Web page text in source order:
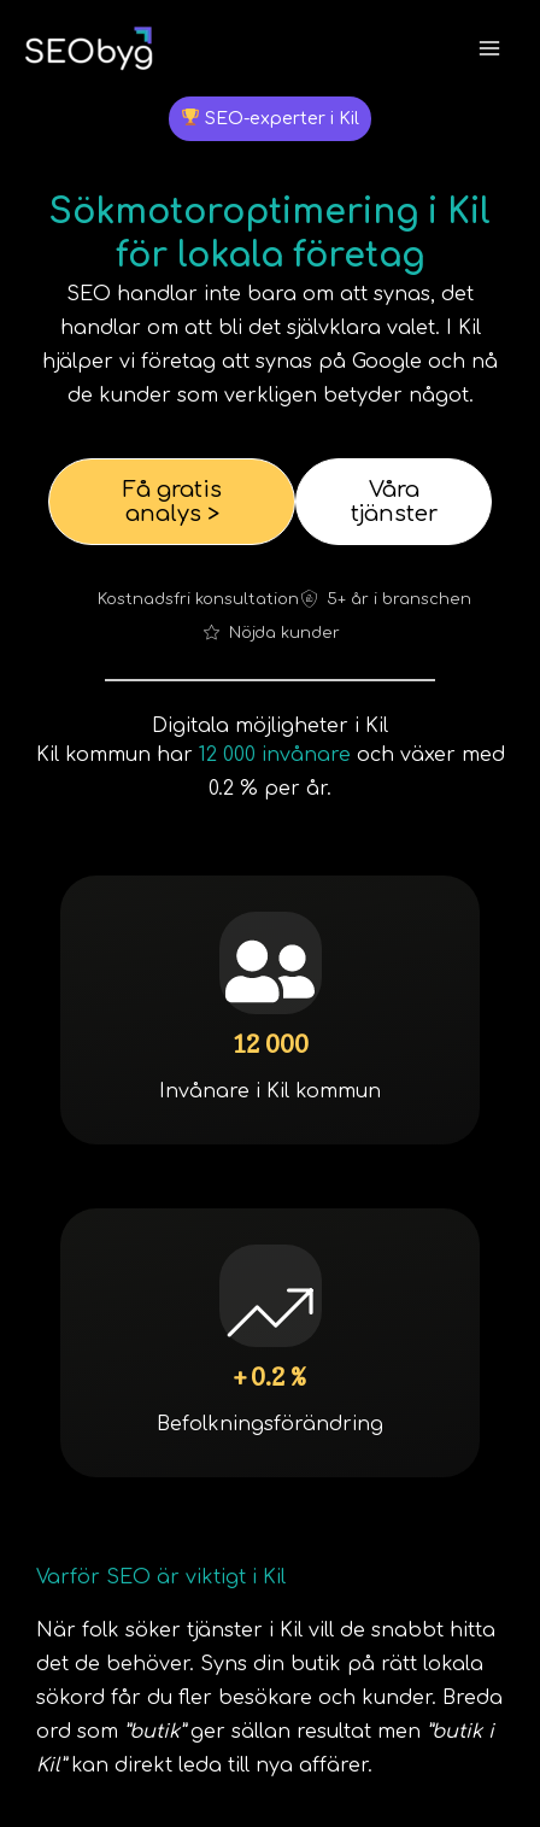
SEO-experter i Kil
Sökmotoroptimering i Kil
för lokala företag
SEO handlar inte bara om att synas, det
handlar om att bli det självklara valet. I Kil
hjälper vi företag att synas på Google och nå
de kunder som verkligen betyder något.
Få gratis
analys >
Våra
tjänster
Kostnadsfri konsultation
5+ år i branschen
Nöjda kunder
Digitala möjligheter i Kil
Kil kommun har 12 000 invånare och växer med
0.2 % per år.
12 000
Invånare i Kil kommun
+ 0.2 %
Befolkningsförändring
Varför SEO är viktigt i Kil
När folk söker tjänster i Kil vill de snabbt hitta
det de behöver. Syns din butik på rätt lokala
sökord får du fler besökare och kunder. Breda
ord som ”butik”ger sällan resultat men ”butik i
Kil”kan direkt leda till nya affärer.